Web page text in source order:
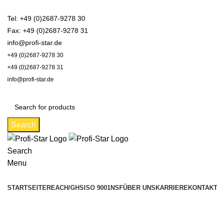
Tel: +49 (0)2687-9278 30
Fax: +49 (0)2687-9278 31
info@profi-star.de
+49 (0)2687-9278 30
+49 (0)2687-9278 31
info@profi-star.de
Search
Search
Menu
STARTSEITEREACH/GHS ISO 9001NSFÜBER UNS KARRIERE